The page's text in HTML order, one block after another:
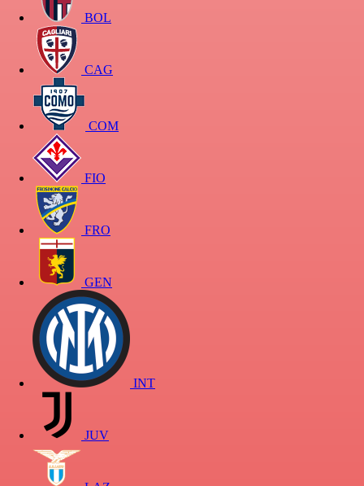
BOL
CAG
COM
FIO
FRO
GEN
INT
JUV